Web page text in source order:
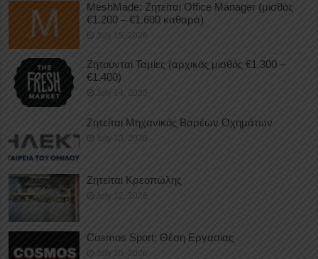
MeshMade: Ζητείται Office Manager (μισθός
€1.200 – €1.600 καθαρά)
July 15, 2026
Ζητούνται Ταμίες (αρχικός μισθός €1.300 –
€1.400)
July 14, 2026
Ζητείται Μηχανικός Βαρέων Οχημάτων
July 13, 2026
Ζητείται Κρεοπώλης
July 12, 2026
Cosmos Sport: Θέση Εργασίας
July 10, 2026